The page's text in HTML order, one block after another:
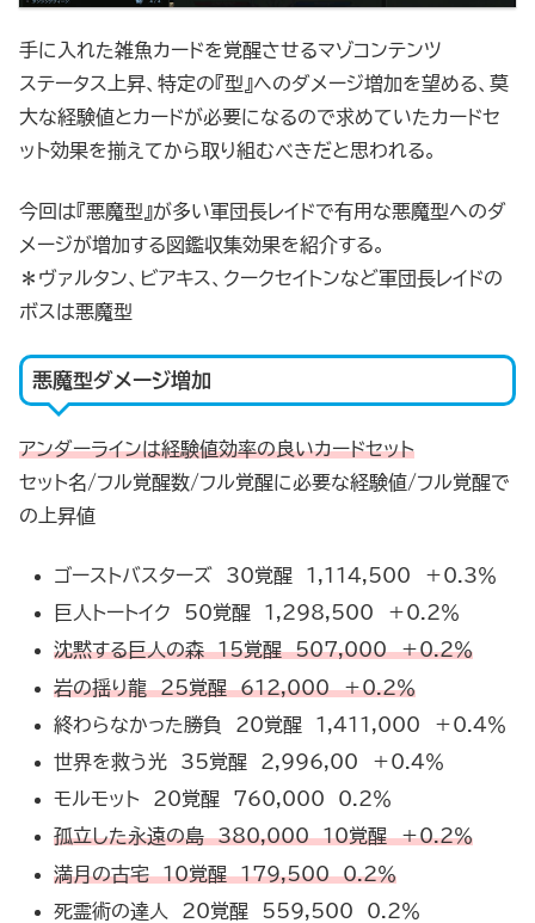
手に入れた雑魚カードを覚醒させるマゾコンテンツ
ステータス上昇、特定の『型』へのダメージ増加を望める、莫
大な経験値とカードが必要になるので求めていたカードセ
ット効果を揃えてから取り組むべきだと思われる。
今回は『悪魔型』が多い軍団長レイドで有用な悪魔型へのダ
メージが増加する図鑑収集効果を紹介する。
＊ヴァルタン、ビアキス、クークセイトンなど軍団長レイドの
ボスは悪魔型
悪魔型ダメージ増加
アンダーラインは経験値効率の良いカードセット
セット名/フル覚醒数/フル覚醒に必要な経験値/フル覚醒で
の上昇値
ゴーストバスターズ 30覚醒 1,114,500 ＋0.3％
巨人トートイク 50覚醒 1,298,500 ＋0.2％
沈黙する巨人の森 15覚醒 507,000 ＋0.2％
岩の揺り龍 25覚醒 612,000 ＋0.2％
終わらなかった勝負 20覚醒 1,411,000 ＋0.4％
世界を救う光 35覚醒 2,996,00 ＋0.4％
モルモット 20覚醒 760,000 0.2％
孤立した永遠の島 380,000 10覚醒 ＋0.2％
満月の古宅 10覚醒 179,500 0.2％
死霊術の達人 20覚醒 559,500 0.2％